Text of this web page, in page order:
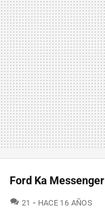
Ford Ka Messenger
21 COMENTARIOS
HACE 16 AÑOS